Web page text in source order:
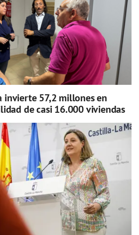
invierte 57,2 millones en
de casi 16.000 viviendas